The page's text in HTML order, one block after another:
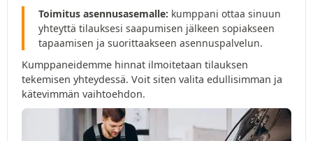
Toimitus asennusasemalle: kumppani ottaa sinuun
yhteyttä tilauksesi saapumisen jälkeen sopiakseen
tapaamisen ja suorittaakseen asennuspalvelun.
Kumppaneidemme hinnat ilmoitetaan tilauksen
tekemisen yhteydessä. Voit siten valita edullisimman ja
kätevimmän vaihtoehdon.